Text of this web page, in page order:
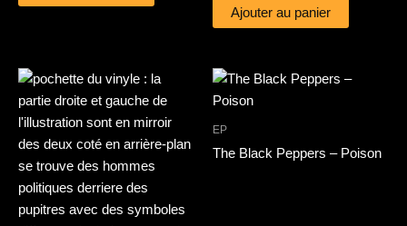
Ajouter au panier
EP
The Black Peppers – Poison